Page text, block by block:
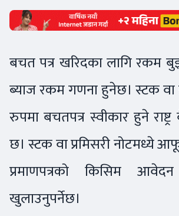
बचत पत्र खरिदका लागि रकम
ब्याज रकम गणना हुनेछ। स्टक वा
रुपमा बचतपत्र स्वीकार हुने
छ। स्टक वा प्रमिसरी नोटमध्ये
प्रमाणपत्रको किसिम
खुलाउनुपर्नेछ।